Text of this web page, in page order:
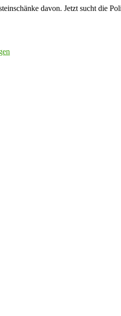
davon. Jetzt sucht die